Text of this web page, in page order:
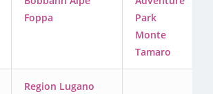
Foppa
Park
Monte
Tamaro
Region Lugano